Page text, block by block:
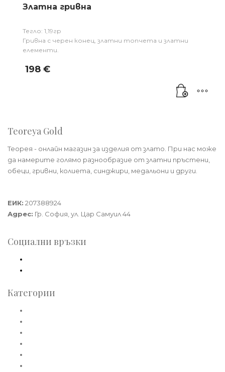
Златна гривна
Тегло: 1,19гр
Гривна с черен конец, златни топчета и златни
елементи.
198 €
Teoreya Gold
Теорея - онлайн магазин за изделия от злато. При нас може
да намерите голямо разнообразие от златни пръстени,
обеци, гривни, колиета, синджири, медальони и други.
ЕИК: 207388924
Адрес: Гр. София, ул. Цар Самуил 44
Социални връзки
Категории